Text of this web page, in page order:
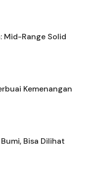
Mid-Range Solid
Kemenangan
Bisa Dilihat